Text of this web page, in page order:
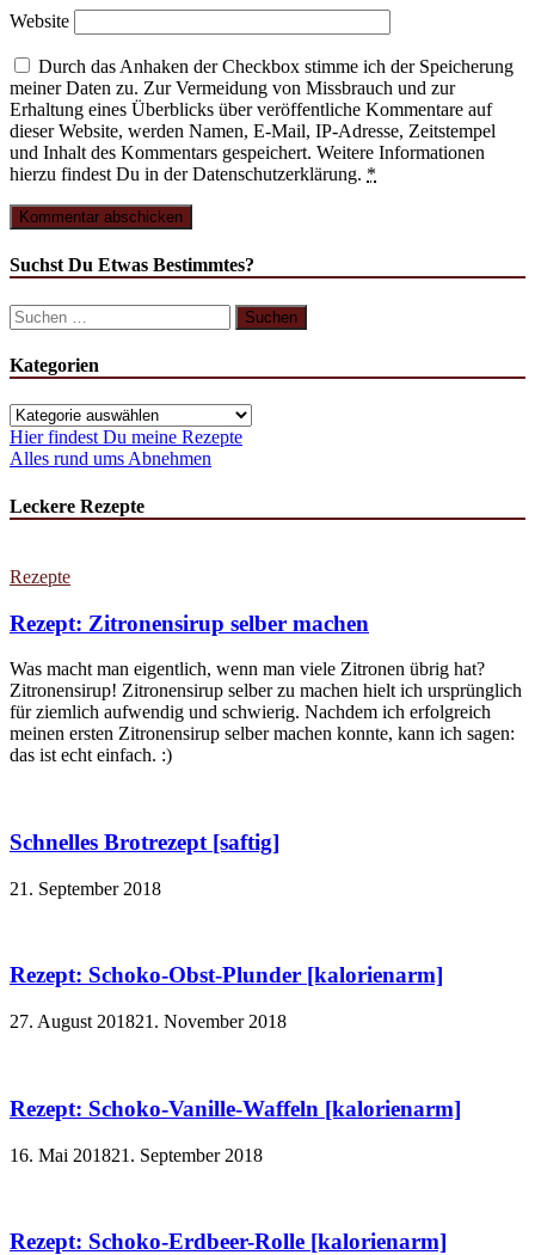
Website
Durch das Anhaken der Checkbox stimme ich der Speicherung
meiner Daten zu. Zur Vermeidung von Missbrauch und zur
Erhaltung eines Überblicks über veröffentliche Kommentare auf
dieser Website, werden Namen, E-Mail, IP-Adresse, Zeitstempel
und Inhalt des Kommentars gespeichert. Weitere Informationen
hierzu findest Du in der Datenschutzerklärung. *
Suchst Du Etwas Bestimmtes?
Suchen
nach:
Kategorien
Kategorien
Hier findest Du meine Rezepte
Alles rund ums Abnehmen
Leckere Rezepte
Rezepte
Rezept: Zitronensirup selber machen
Was macht man eigentlich, wenn man viele Zitronen übrig hat?
Zitronensirup! Zitronensirup selber zu machen hielt ich ursprünglich
für ziemlich aufwendig und schwierig. Nachdem ich erfolgreich
meinen ersten Zitronensirup selber machen konnte, kann ich sagen:
das ist echt einfach. :)
Schnelles Brotrezept [saftig]
21. September 2018
Rezept: Schoko-Obst-Plunder [kalorienarm]
27. August 201821. November 2018
Rezept: Schoko-Vanille-Waffeln [kalorienarm]
16. Mai 201821. September 2018
Rezept: Schoko-Erdbeer-Rolle [kalorienarm]